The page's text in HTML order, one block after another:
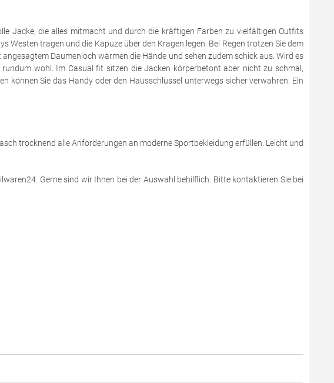
Jacke, die alles mitmacht und durch die kräftigen Farben zu vielfältigen Outfits
Westen tragen und die Kapuze über den Kragen legen. Bei Regen trotzen Sie dem
Daumenloch wärmen die Hände und sehen zudem schick aus. Wird es
wohl. Im Casual fit sitzen die Jacken körperbetont aber nicht zu schmal,
können Sie das Handy oder den Hausschlüssel unterwegs sicher verwahren. Ein
trocknend alle Anforderungen an moderne Sportbekleidung erfüllen. Leicht und
Gerne sind wir Ihnen bei der Auswahl behilflich. Bitte kontaktieren Sie bei